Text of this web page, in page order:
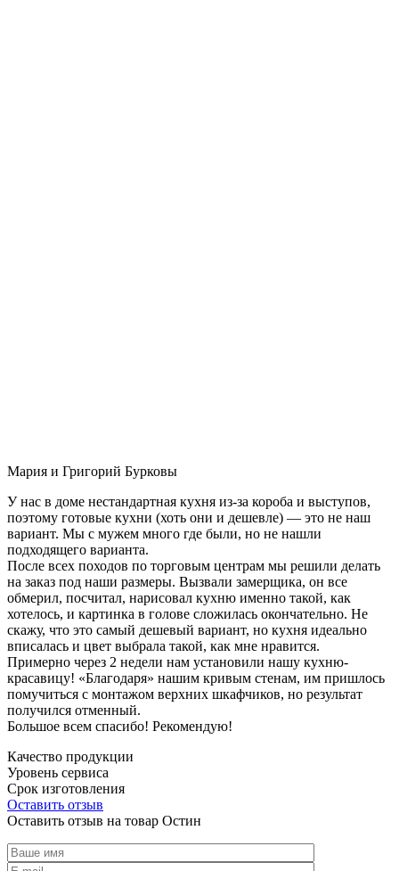
Мария и Григорий Бурковы
У нас в доме нестандартная кухня из-за короба и выступов,
поэтому готовые кухни (хоть они и дешевле) — это не наш
вариант. Мы с мужем много где были, но не нашли
подходящего варианта.
После всех походов по торговым центрам мы решили делать
на заказ под наши размеры. Вызвали замерщика, он все
обмерил, посчитал, нарисовал кухню именно такой, как
хотелось, и картинка в голове сложилась окончательно. Не
скажу, что это самый дешевый вариант, но кухня идеально
вписалась и цвет выбрала такой, как мне нравится.
Примерно через 2 недели нам установили нашу кухню-
красавицу! «Благодаря» нашим кривым стенам, им пришлось
помучиться с монтажом верхних шкафчиков, но результат
получился отменный.
Большое всем спасибо! Рекомендую!
Качество продукции
Уровень сервиса
Срок изготовления
Оставить отзыв
Оставить отзыв на товар Остин